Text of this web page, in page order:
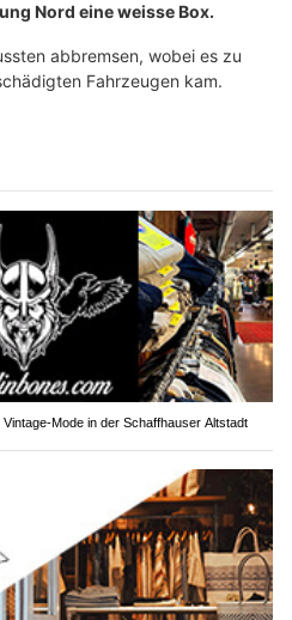
Nord eine weisse Box.
abbremsen, wobei es zu
Fahrzeugen kam.
Mode in der Schaffhauser Altstadt